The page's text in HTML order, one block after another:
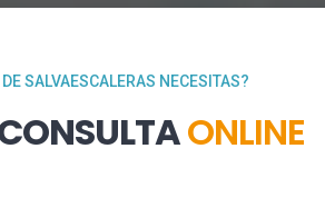
SALVAESCALERAS NECESITAS?
ONLINE